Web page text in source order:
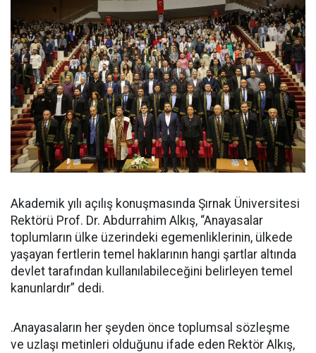
Akademik yılı açılış konuşmasında Şırnak Üniversitesi
Rektörü Prof. Dr. Abdurrahim Alkış, “Anayasalar
toplumların ülke üzerindeki egemenliklerinin, ülkede
yaşayan fertlerin temel haklarının hangi şartlar altında
devlet tarafından kullanılabileceğini belirleyen temel
kanunlardır” dedi.
.Anayasaların her şeyden önce toplumsal sözleşme
ve uzlaşı metinleri olduğunu ifade eden Rektör Alkış,